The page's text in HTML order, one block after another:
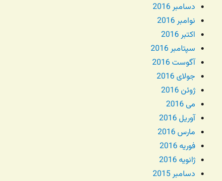
دسامبر 2016
نوامبر 2016
اکتبر 2016
سپتامبر 2016
آگوست 2016
جولای 2016
ژوئن 2016
می 2016
آوریل 2016
مارس 2016
فوریه 2016
ژانویه 2016
دسامبر 2015